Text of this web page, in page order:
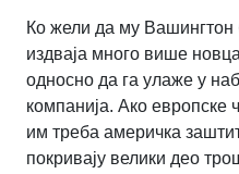
Ко жели да му Вашингтон
издваја много више
односно да га улаже у
компанија. Ако европске
им треба америчка
покривају велики део